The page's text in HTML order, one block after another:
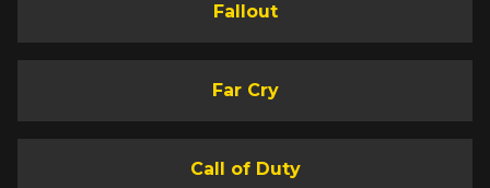
Fallout
Far Cry
Call of Duty